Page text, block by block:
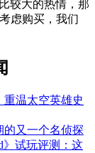
较大的热情，那
虑购买，我们
重温太空英雄史
的又一个名侦探
》试玩评测：这